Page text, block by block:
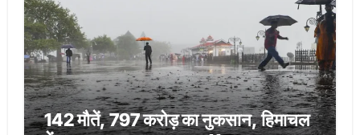
142 मौतें, 797 करोड़ का नुकसान, हिमाचल